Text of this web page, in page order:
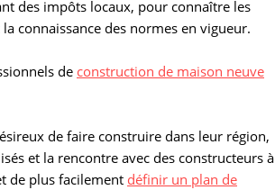
des impôts locaux, pour connaître les
connaissance des normes en vigueur.
de construction de maison neuve
de faire construire dans leur région,
et la rencontre avec des constructeurs à
de plus facilement définir un plan de